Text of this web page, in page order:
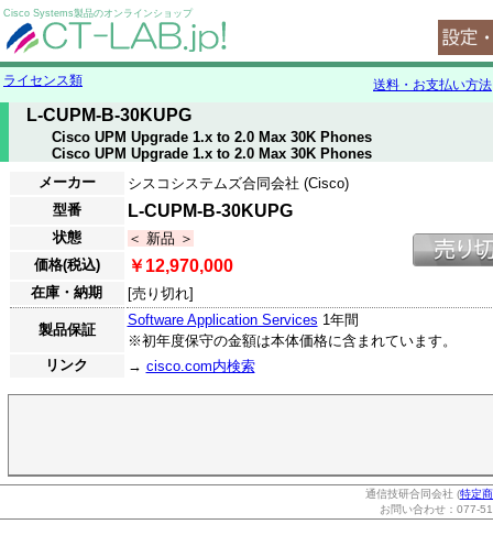
Cisco Systems製品のオンラインショップ
ライセンス類 送料・お支払い方法
L-CUPM-B-30KUPG
Cisco UPM Upgrade 1.x to 2.0 Max 30K Phones
Cisco UPM Upgrade 1.x to 2.0 Max 30K Phones
メーカー
シスコシステムズ合同会社 (Cisco)
型番
L-CUPM-B-30KUPG
状態
＜ 新品 ＞
価格(税込)
￥12,970,000
在庫・納期 [売り切れ]
製品保証
Software Application Services 1年間
※初年度保守の金額は本体価格に含まれています。
リンク
→ cisco.com内検索
通信技研合同会社 (特定
お問い合わせ：077-